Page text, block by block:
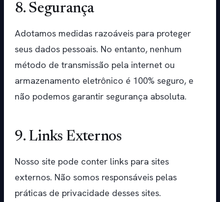
8. Segurança
Adotamos medidas razoáveis para proteger
seus dados pessoais. No entanto, nenhum
método de transmissão pela internet ou
armazenamento eletrônico é 100% seguro, e
não podemos garantir segurança absoluta.
9. Links Externos
Nosso site pode conter links para sites
externos. Não somos responsáveis pelas
práticas de privacidade desses sites.